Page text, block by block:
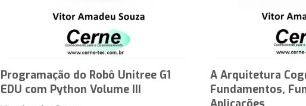
Programação do Robô Unitree G1
EDU com Python Volume III
A Arquitetura
Fundamentos,